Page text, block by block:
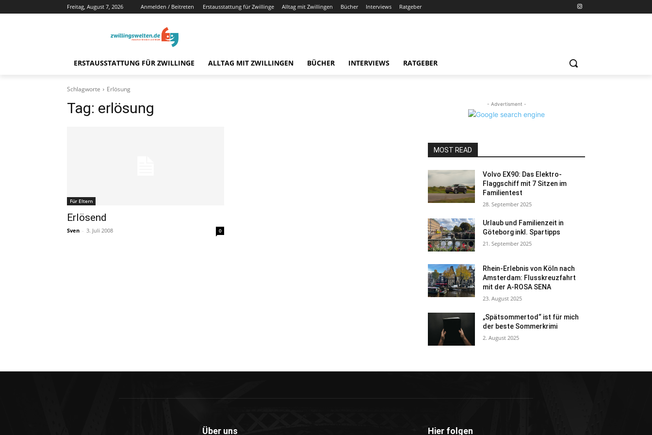
Freitag, August 7, 2026 Anmelden / Beitreten Erstausstattung für Zwillinge Alltag mit Zwillingen Bücher Interviews Ratgeber
ERSTAUSSTATTUNG FÜR ZWILLINGE ALLTAG MIT ZWILLINGEN BÜCHER INTERVIEWS RATGEBER
Schlagworte Erlösung
Tag: erlösung
Für Eltern
Erlösend
Sven - 3. Juli 2008 0
- Advertisment -
MOST READ
Volvo EX90: Das Elektro-
Flaggschiff mit 7 Sitzen im
Familientest
28. September 2025
Urlaub und Familienzeit in
Göteborg inkl. Spartipps
21. September 2025
Rhein-Erlebnis von Köln nach
Amsterdam: Flusskreuzfahrt
mit der A-ROSA SENA
23. August 2025
„Spätsommertod“ ist für mich
der beste Sommerkrimi
2. August 2025
Über uns Hier folgen